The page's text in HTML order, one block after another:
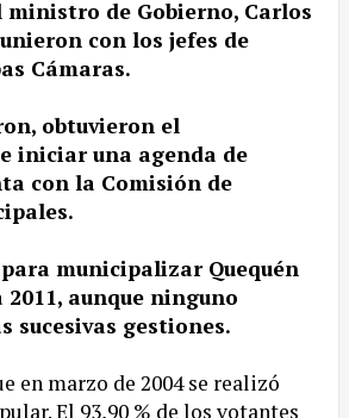
de Gobierno, Carlos
con los jefes de
Cámaras.
obtuvieron el
iniciar una agenda de
con la Comisión de
municipalizar Quequén
aunque ninguno
sucesivas gestiones.
en marzo de 2004 se realizó
El 93,90 % de los votantes